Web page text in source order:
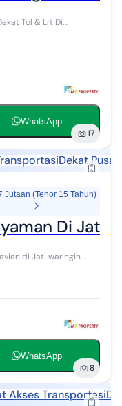
Tol & Lrt Di
WhatsApp
17
Dekat
Jutaan (Tenor 15 Tahun)
Di
di Jati waringin,
Halim Bebas
WhatsApp
8
Akses Transportasi